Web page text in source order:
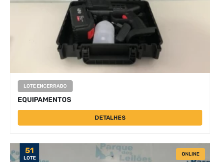
LOTE ENCERRADO
EQUIPAMENTOS
DETALHES
51
LOTE
ONLINE